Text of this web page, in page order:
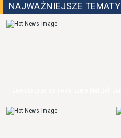
NAJWAŻNIEJSZE TEMATY